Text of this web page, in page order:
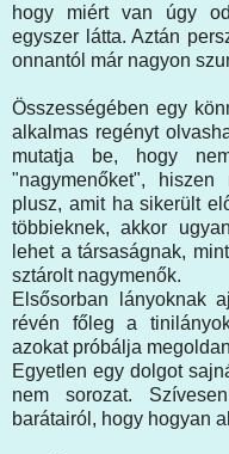
hogy miért van úgy
egyszer látta. Aztán
onnantól már nagyon
Összességében egy
alkalmas regényt
mutatja be, hogy
"nagymenőket",
plusz, amit ha sikerült
többieknek, akkor
lehet a társaságnak,
sztárolt nagymenők.
Elsősorban lányoknak
révén főleg a
azokat próbálja
Egyetlen egy dolgot
nem sorozat.
barátairól, hogy hogyan